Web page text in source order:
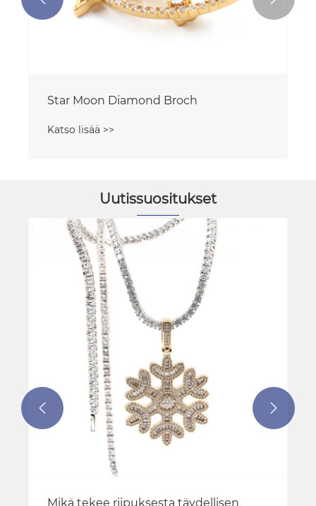
Cateye Stone Butterfly Bonch kullattu
Katso lisää >>
Uutissuositukset
Mikä tekee rannekorusta enemmän
kuin vain lisävarusteen?
Katso lisää >>
 